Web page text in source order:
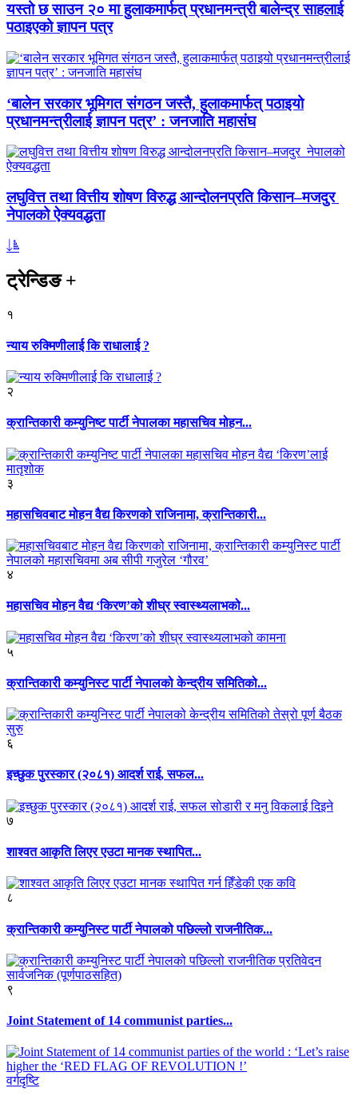
यस्तो छ साउन २० मा हुलाकमार्फत् प्रधानमन्त्री बालेन्द्र साहलाई
पठाइएको ज्ञापन पत्र
‘बालेन सरकार भूमिगत संगठन जस्तै, हुलाकमार्फत् पठाइयो
प्रधानमन्त्रीलाई ज्ञापन पत्र’ : जनजाति महासंघ
लघुवित्त तथा वित्तीय शोषण विरुद्ध आन्दोलनप्रति किसान–मजदुर
नेपालको ऐक्यवद्धता
ट्रेन्डिङ+
१
न्याय रुक्मिणीलाई कि राधालाई ?
२
क्रान्तिकारी कम्युनिष्ट पार्टी नेपालका महासचिव मोहन...
३
महासचिवबाट मोहन वैद्य किरणको राजिनामा, क्रान्तिकारी...
४
महासचिव मोहन वैद्य ‘किरण’को शीघ्र स्वास्थ्यलाभको...
५
क्रान्तिकारी कम्युनिस्ट पार्टी नेपालको केन्द्रीय समितिको...
६
इच्छुक पुरस्कार (२०८१) आदर्श राई, सफल...
७
शाश्वत आकृति लिएर एउटा मानक स्थापित...
८
क्रान्तिकारी कम्युनिस्ट पार्टी नेपालको पछिल्लो राजनीतिक...
९
Joint Statement of 14 communist parties...
वर्गदृष्टि